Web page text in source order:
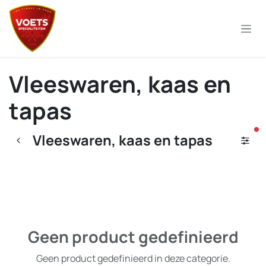
Overslaan naar inhoud
Vleeswaren, kaas en
tapas
Vleeswaren, kaas en tapas
Geen product gedefinieerd
Geen product gedefinieerd in deze categorie.